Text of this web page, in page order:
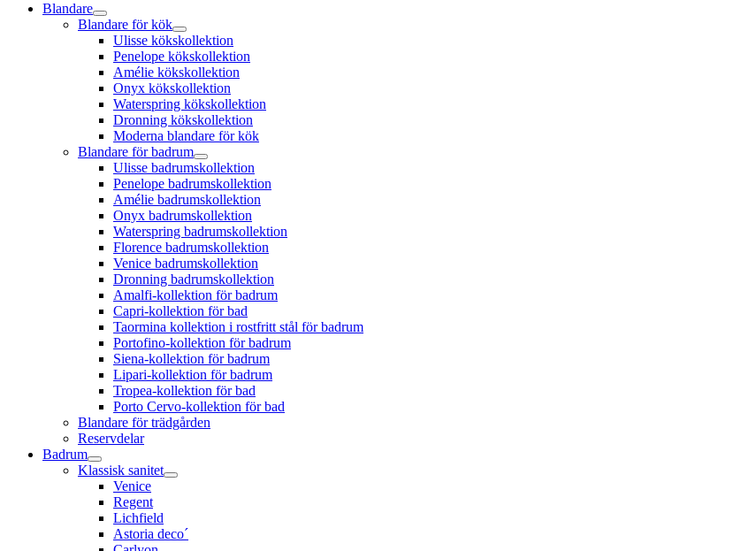
Blandare
Blandare för kök
Ulisse kökskollektion
Penelope kökskollektion
Amélie kökskollektion
Onyx kökskollektion
Waterspring kökskollektion
Dronning kökskollektion
Moderna blandare för kök
Blandare för badrum
Ulisse badrumskollektion
Penelope badrumskollektion
Amélie badrumskollektion
Onyx badrumskollektion
Waterspring badrumskollektion
Florence badrumskollektion
Venice badrumskollektion
Dronning badrumskollektion
Amalfi-kollektion för badrum
Capri-kollektion för bad
Taormina kollektion i rostfritt stål för badrum
Portofino-kollektion för badrum
Siena-kollektion för badrum
Lipari-kollektion för badrum
Tropea-kollektion för bad
Porto Cervo-kollektion för bad
Blandare för trädgården
Reservdelar
Badrum
Klassisk sanitet
Venice
Regent
Lichfield
Astoria deco´